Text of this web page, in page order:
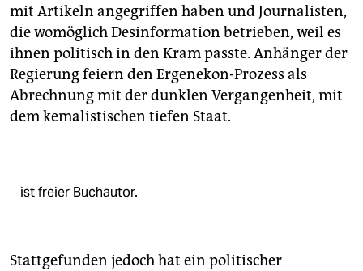
mit Artikeln angegriffen haben und Journalisten,
die womöglich Desinformation betrieben, weil es
ihnen politisch in den Kram passte. Anhänger der
Regierung feiern den Ergenekon-Prozess als
Abrechnung mit der dunklen Vergangenheit, mit
dem kemalistischen tiefen Staat.
ist freier Buchautor.
Stattgefunden jedoch hat ein politischer